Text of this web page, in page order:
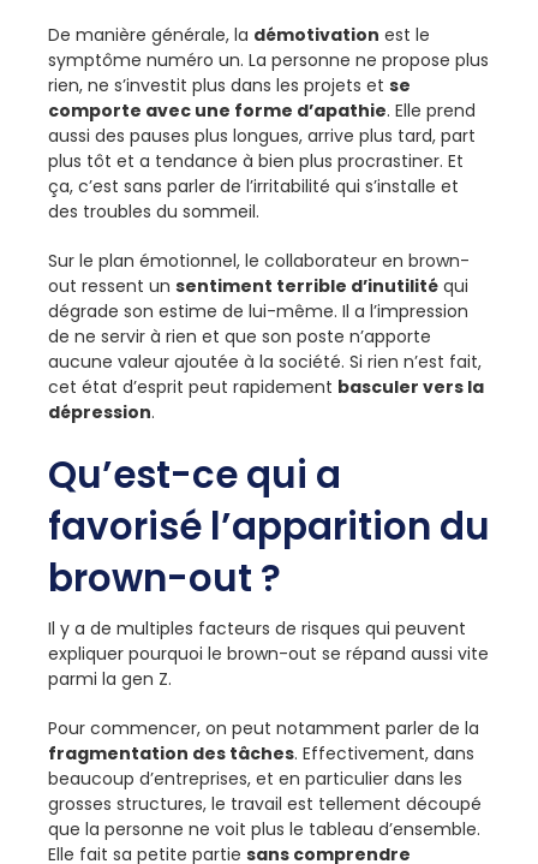
De manière générale, la démotivation est le
symptôme numéro un. La personne ne propose plus
rien, ne s’investit plus dans les projets et se
comporte avec une forme d’apathie. Elle prend
aussi des pauses plus longues, arrive plus tard, part
plus tôt et a tendance à bien plus procrastiner. Et
ça, c’est sans parler de l’irritabilité qui s’installe et
des troubles du sommeil.
Sur le plan émotionnel, le collaborateur en brown-
out ressent un sentiment terrible d’inutilité qui
dégrade son estime de lui-même. Il a l’impression
de ne servir à rien et que son poste n’apporte
aucune valeur ajoutée à la société. Si rien n’est fait,
cet état d’esprit peut rapidement basculer vers la
dépression.
Qu’est-ce qui a
favorisé l’apparition du
brown-out ?
Il y a de multiples facteurs de risques qui peuvent
expliquer pourquoi le brown-out se répand aussi vite
parmi la gen Z.
Pour commencer, on peut notamment parler de la
fragmentation des tâches. Effectivement, dans
beaucoup d’entreprises, et en particulier dans les
grosses structures, le travail est tellement découpé
que la personne ne voit plus le tableau d’ensemble.
Elle fait sa petite partie sans comprendre